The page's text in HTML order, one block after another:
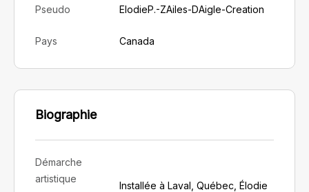
Pseudo ElodieP.-ZAiles-DAigle-Creation
Pays Canada
Biographie
Démarche
artistique
Installée à Laval, Québec, Élodie